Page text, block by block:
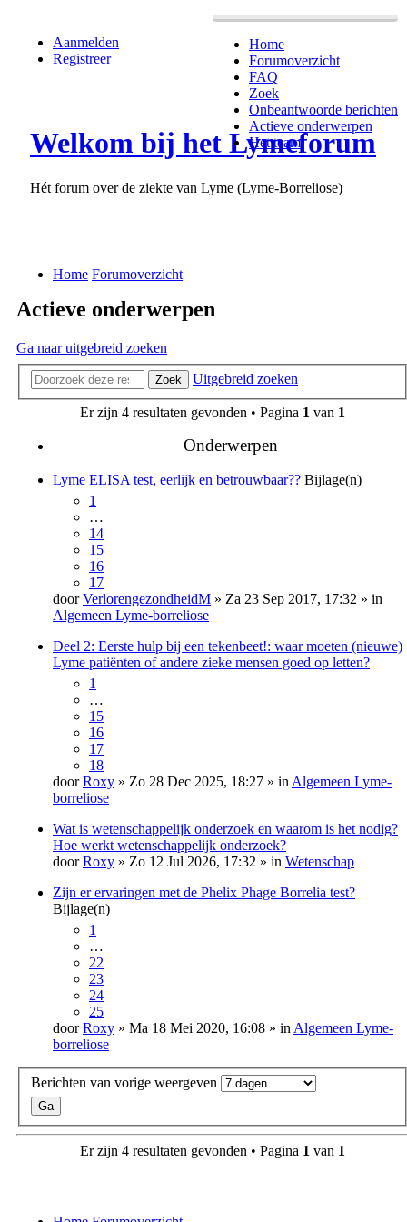
Home
Forumoverzicht
FAQ
Zoek
Onbeantwoorde berichten
Actieve onderwerpen
Het team
Aanmelden
Registreer
Welkom bij het Lymeforum
Hét forum over de ziekte van Lyme (Lyme-Borreliose)
Home Forumoverzicht
Actieve onderwerpen
Ga naar uitgebreid zoeken
Zoek Uitgebreid zoeken
Er zijn 4 resultaten gevonden • Pagina 1 van 1
Onderwerpen
Lyme ELISA test, eerlijk en betrouwbaar?? Bijlage(n)
1
…
14
15
16
17
doorVerlorengezondheidM » Za 23 Sep 2017, 17:32 » in
Algemeen Lyme-borreliose
Deel 2: Eerste hulp bij een tekenbeet!: waar moeten (nieuwe)
Lyme patiënten of andere zieke mensen goed op letten?
1
…
15
16
17
18
doorRoxy » Zo 28 Dec 2025, 18:27 » in Algemeen Lyme-
borreliose
Wat is wetenschappelijk onderzoek en waarom is het nodig?
Hoe werkt wetenschappelijk onderzoek?
doorRoxy » Zo 12 Jul 2026, 17:32 » in Wetenschap
Zijn er ervaringen met de Phelix Phage Borrelia test?
Bijlage(n)
1
…
22
23
24
25
doorRoxy » Ma 18 Mei 2020, 16:08 » in Algemeen Lyme-
borreliose
Berichten van vorige weergeven
Er zijn 4 resultaten gevonden • Pagina 1 van 1